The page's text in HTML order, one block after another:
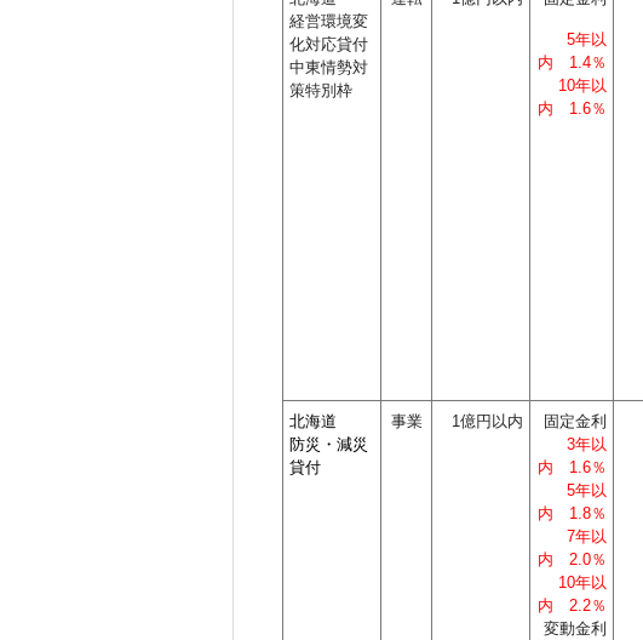
経営環境変
化対応貸付
中東情勢対
策特別枠
5年以
内 1.4％
10年以
内 1.6％
北海道
防災・減災
貸付
事業 1億円以内
固定金利
3年以
内 1.6％
5年以
内 1.8％
7年以
内 2.0％
10年以
内 2.2％
変動金利